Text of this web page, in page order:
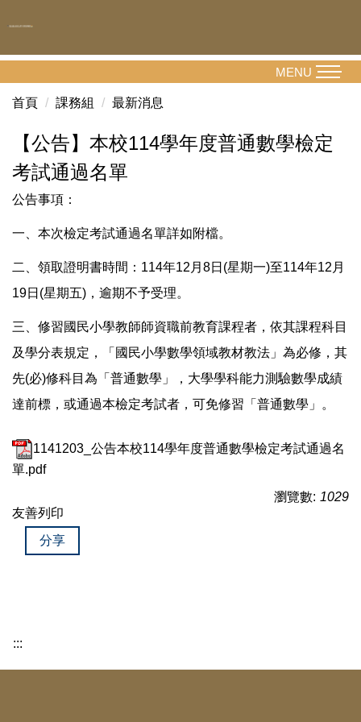
到
容
MENU
首頁 課務組 最新消息
【公告】本校114學年度普通數學檢定
考試通過名單
公告事項：
一、本次檢定考試通過名單詳如附檔。
二、領取證明書時間：114年12月8日(星期一)至114年12月
19日(星期五)，逾期不予受理。
三、修習國民小學教師師資職前教育課程者，依其課程科目
及學分表規定，「國民小學數學領域教材教法」為必修，其
先(必)修科目為「普通數學」，大學學科能力測驗數學成績
達前標，或通過本檢定考試者，可免修習「普通數學」。
1141203_公告本校114學年度普通數學檢定考試通過名
單.pdf
瀏覽數: 1029
友善列印
分享
:::